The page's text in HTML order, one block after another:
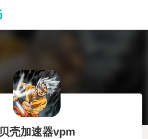
贝壳加速器vpm